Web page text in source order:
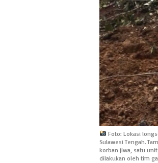
Foto: Lokasi
Sulawesi Tengah.
korban jiwa, satu
dilakukan oleh tim